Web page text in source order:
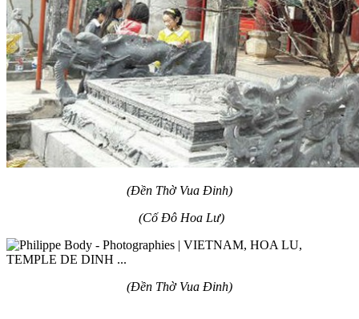
(Đền Thờ Vua Đinh)
(Cố Đô Hoa Lư)
(Đền Thờ Vua Đinh)